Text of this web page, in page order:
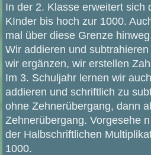
In der 2. Klasse erweitert sich
KInder bis hoch zur 1000.
mal über diese Grenze
Wir addieren und
wir ergänzen, wir erstellen
Im 3. Schuljahr lernen wir
addieren und schriftlich zu
ohne Zehnerübergang, dann
Zehnerübergang. Vorgesehe
der Halbschriftlichen
1000.